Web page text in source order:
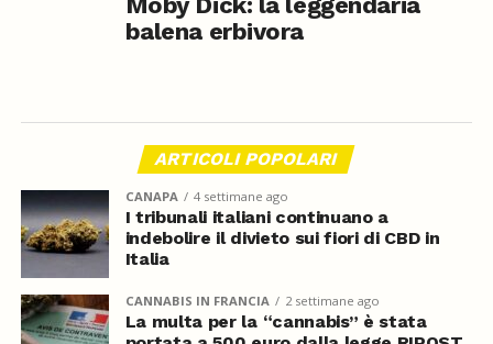
balena erbivora
ARTICOLI POPOLARI
CANAPA 4 settimane ago
I tribunali italiani continuano a
indebolire il divieto sui fiori di CBD in
Italia
CANNABIS IN FRANCIA 2 settimane ago
La multa per la “cannabis” è stata